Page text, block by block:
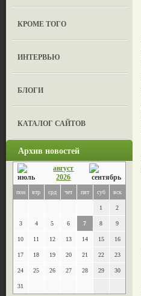
КРОМЕ ТОГО
ИНТЕРВЬЮ
БЛОГИ
КАТАЛОГ САЙТОВ
Архив новостей
август
2026
пон втр срд чет пят суб вск
1 2
3 4 5 6 7 8 9
10 11 12 13 14 15 16
17 18 19 20 21 22 23
24 25 26 27 28 29 30
31